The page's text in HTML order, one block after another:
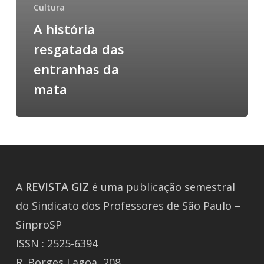
Cultura
A história
resgatada das
entranhas da
mata
A REVISTA GIZ é uma publicação semestral
do Sindicato dos Professores de São Paulo –
SinproSP
ISSN : 2525-6394